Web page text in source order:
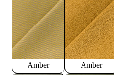
Amber Amber